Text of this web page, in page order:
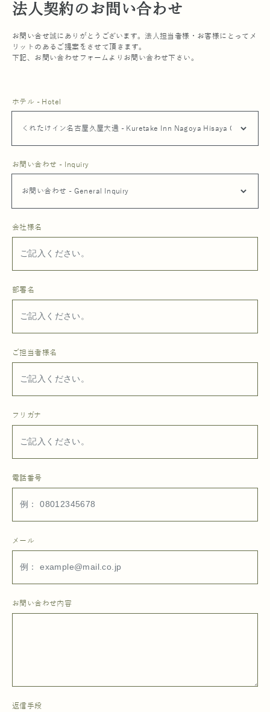
法人契約のお問い合わせ
お問い合せ誠にありがとうございます。法人担当者様・お客様にとってメ
リットのあるご提案をさせて頂きます。
下記、お問い合わせフォームよりお問い合わせ下さい。
ホテル - Hotel
お問い合わせ - Inquiry
会社様名
部署名
ご担当者様名
フリガナ
電話番号
メール
お問い合わせ内容
返信手段